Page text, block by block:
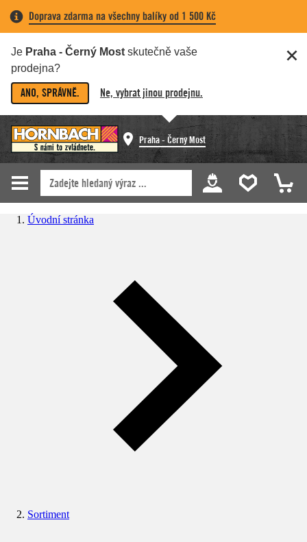
Doprava zdarma na všechny balíky od 1 500 Kč
Je Praha - Černý Most skutečně vaše
prodejna?
ANO, SPRÁVNĚ. Ne, vybrat jinou prodejnu.
Praha - Černý Most
Úvodní stránka
Sortiment